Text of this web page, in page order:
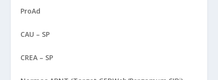
ProAd
CAU – SP
CREA – SP